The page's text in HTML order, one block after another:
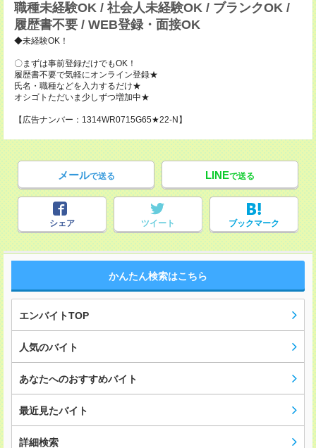
職種未経験OK / 社会人未経験OK / ブランクOK /
履歴書不要 / WEB登録・面接OK
◆未経験OK！
〇まずは事前登録だけでもOK！
履歴書不要で気軽にオンライン登録★
氏名・職種などを入力するだけ★
オシゴトただいま少しずつ増加中★
【広告ナンバー：1314WR0715G65★22-N】
メールで送る LINEで送る
シェア ツイート ブックマーク
かんたん検索はこちら
エンバイトTOP
人気のバイト
あなたへのおすすめバイト
最近見たバイト
詳細検索